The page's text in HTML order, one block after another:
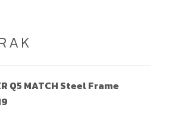
Q5 MATCH Steel Frame